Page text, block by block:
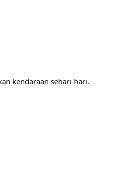
kendaraan sehari-hari.